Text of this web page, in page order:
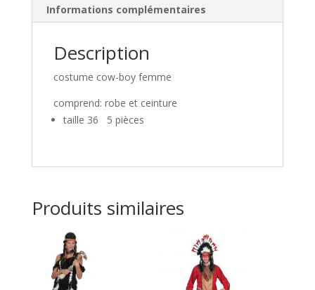
Informations complémentaires
Description
costume cow-boy femme
comprend: robe et ceinture
taille 36 5 pièces
Produits similaires